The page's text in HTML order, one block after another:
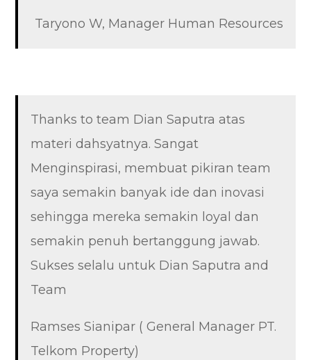
Taryono W, Manager Human Resources
Thanks to team Dian Saputra atas
materi dahsyatnya. Sangat
Menginspirasi, membuat pikiran team
saya semakin banyak ide dan inovasi
sehingga mereka semakin loyal dan
semakin penuh bertanggung jawab.
Sukses selalu untuk Dian Saputra and
Team
Ramses Sianipar ( General Manager PT.
Telkom Property)